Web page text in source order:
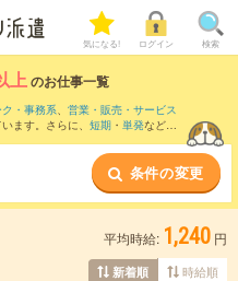
気になる! ログイン 検索
上のお仕事一覧
・事務系、 営業・販売・サービス
ます。さらに、 短期 ・ 単発などの
条件の変更
平均時給: 1,240 円
新着順 時給順